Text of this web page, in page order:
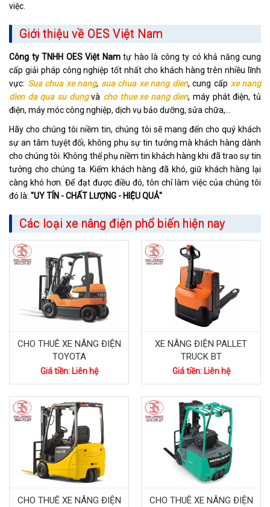
việc.
Giới thiệu về OES Việt Nam
Công ty TNHH OES Việt Namtự hào là công ty có khả năng cung
cấp giải pháp công nghiệp tốt nhất cho khách hàng trên nhiều lĩnh
vực: Sua chua xe nang, sua chua xe nang dien, cung cấp xe nang
dien da qua su dungvà cho thue xe nang dien, máy phát điện, tủ
điện, máy móc công nghiệp, dịch vụ bảo dưỡng, sửa chữa,…
Hãy cho chúng tôi niềm tin, chúng tôi sẽ mang đến cho quý khách
sự an tâm tuyệt đối, không phụ sự tin tưởng mà khách hàng dành
cho chúng tôi. Không thể phụ niềm tin khách hàng khi đã trao sự tin
tưởng cho chúng ta. Kiếm khách hàng đã khó, giữ khách hàng lại
càng khó hơn. Để đạt được điều đó, tôn chỉ làm việc của chúng tôi
đó là: "UY TÍN - CHẤT LƯỢNG - HIỆU QUẢ"
Các loại xe nâng điện phổ biến hiện nay
CHO THUÊ XE NÂNG ĐIỆN
TOYOTA
Giá tiền: Liên hệ
XE NÂNG ĐIỆN PALLET
TRUCK BT
Giá tiền: Liên hệ
CHO THUÊ XE NÂNG ĐIỆN
CHO THUÊ XE NÂNG ĐIỆN